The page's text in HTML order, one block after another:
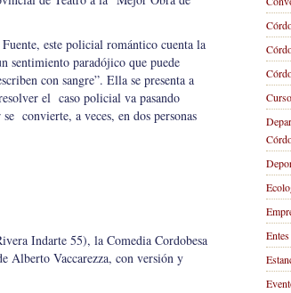
este policial romántico cuenta la
sentimiento paradójico que puede
con sangre”. Ella se presenta a
el caso policial va pasando
convierte, a veces, en dos personas
Indarte 55), la Comedia Cordobesa
Alberto Vaccarezza, con versión y